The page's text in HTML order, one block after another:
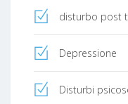
disturbo post
Depressione
Disturbi